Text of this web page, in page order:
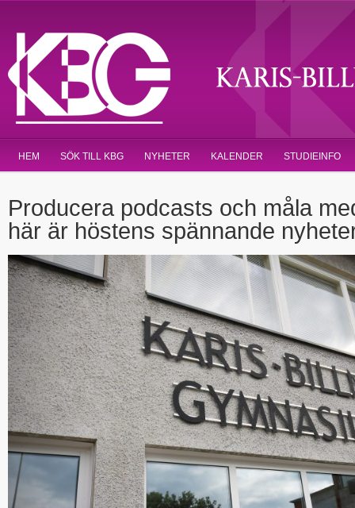
HEM SÖK TILL KBG NYHETER KALENDER STUDIEINFO
Producera podcasts och måla
här är höstens spännande